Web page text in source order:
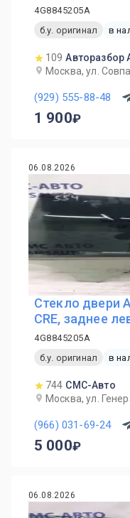
4G8845205A
б.у. оригинал
в
109 Авторазбор
Москва, ул.
(929) 555-88-48
1 900
06.08.2026
Стекло двери
CRE, заднее
4G8845205A
б.у. оригинал
в
744 СМС-Авто
Москва, ул.
(966) 031-69-24
5 000
06.08.2026